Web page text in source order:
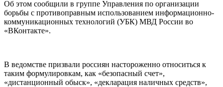
Об этом сообщили в группе Управления по организации
борьбы с противоправным использованием информационно-
коммуникационных технологий (УБК) МВД России во
«ВКонтакте».
В ведомстве призвали россиян настороженно относиться к
таким формулировкам, как «безопасный счет»,
«дистанционный обыск», «декларация наличных средств»,